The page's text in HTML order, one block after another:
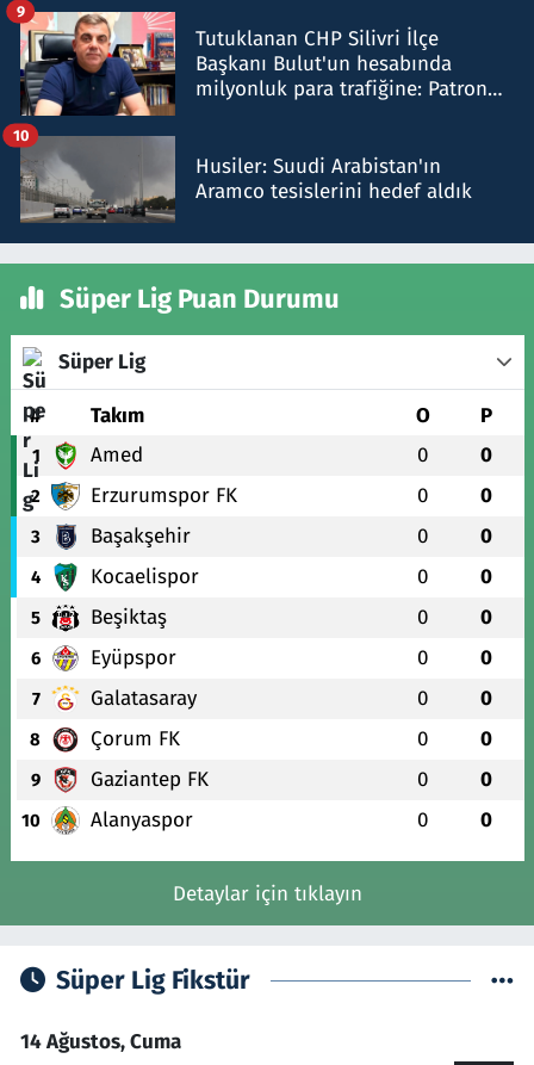
Tutuklanan CHP Silivri İlçe
Başkanı Bulut'un hesabında
milyonluk para trafiğine: Patron
9
Husiler: Suudi Arabistan'ın
Aramco tesislerini hedef aldık
10
Süper Lig Puan Durumu
Süper Lig
# Takım O P
1 Amed 0 0
2 Erzurumspor FK 0 0
3 Başakşehir 0 0
4 Kocaelispor 0 0
5 Beşiktaş 0 0
6 Eyüpspor 0 0
7 Galatasaray 0 0
8 Çorum FK 0 0
9 Gaziantep FK 0 0
10 Alanyaspor 0 0
Detaylar için tıklayın
Süper Lig Fikstür
14 Ağustos, Cuma